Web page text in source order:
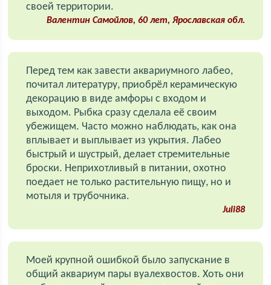
своей территории.
Валентин Самойлов, 60 лет, Ярославская обл.
Перед тем как завести аквариумного лабео,
почитал литературу, приобрёл керамическую
декорацию в виде амфоры с входом и
выходом. Рыбка сразу сделала её своим
убежищем. Часто можно наблюдать, как она
вплывает и выплывает из укрытия. Лабео
быстрый и шустрый, делает стремительные
броски. Неприхотливый в питании, охотно
поедает не только растительную пищу, но и
мотыля и трубочника.
Juli88
Моей крупной ошибкой было запускание в
общий аквариум пары вуалехвостов. Хоть они